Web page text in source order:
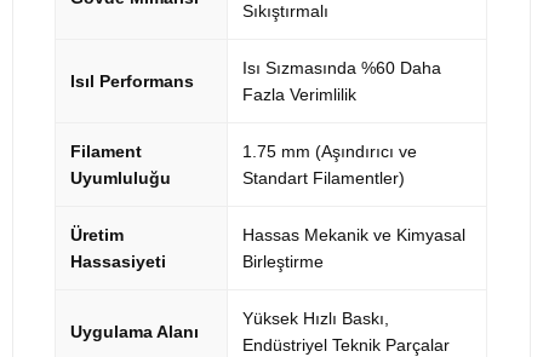
Sıkıştırmalı
Isıl Performans
Isı Sızmasında %60 Daha
Fazla Verimlilik
Filament
Uyumluluğu
1.75 mm (Aşındırıcı ve
Standart Filamentler)
Üretim
Hassasiyeti
Hassas Mekanik ve Kimyasal
Birleştirme
Uygulama Alanı
Yüksek Hızlı Baskı,
Endüstriyel Teknik Parçalar